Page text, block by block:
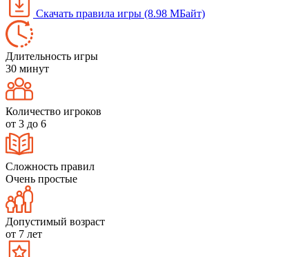
Скачать правила игры (8.98 МБайт)
Длительность игры
30 минут
Количество игроков
от 3 до 6
Сложность правил
Очень простые
Допустимый возраст
от 7 лет